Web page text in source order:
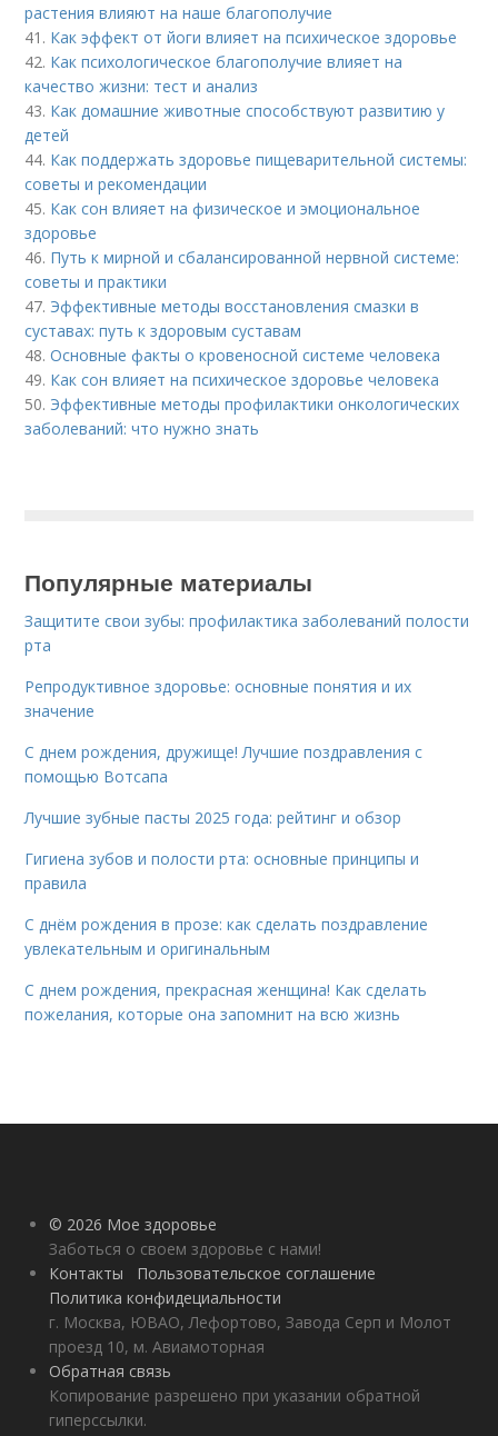
растения влияют на наше благополучие
41. Как эффект от йоги влияет на психическое здоровье
42. Как психологическое благополучие влияет на
качество жизни: тест и анализ
43. Как домашние животные способствуют развитию у
детей
44. Как поддержать здоровье пищеварительной системы:
советы и рекомендации
45. Как сон влияет на физическое и эмоциональное
здоровье
46. Путь к мирной и сбалансированной нервной системе:
советы и практики
47. Эффективные методы восстановления смазки в
суставах: путь к здоровым суставам
48.Основные факты о кровеносной системе человека
49. Как сон влияет на психическое здоровье человека
50. Эффективные методы профилактики онкологических
заболеваний: что нужно знать
Популярные материалы
Защитите свои зубы: профилактика заболеваний полости
рта
Репродуктивное здоровье: основные понятия и их
значение
С днем рождения, дружище! Лучшие поздравления с
помощью Вотсапа
Лучшие зубные пасты 2025 года: рейтинг и обзор
Гигиена зубов и полости рта: основные принципы и
правила
С днём рождения в прозе: как сделать поздравление
увлекательным и оригинальным
С днем рождения, прекрасная женщина! Как сделать
пожелания, которые она запомнит на всю жизнь
© 2026 Мое здоровье
Заботься о своем здоровье с нами!
Контакты
Пользовательское соглашение
Политика конфидециальности
г. Москва, ЮВАО, Лефортово, Завода Серп и Молот
проезд 10, м. Авиамоторная
Обратная связь
Копирование разрешено при указании обратной
гиперссылки.